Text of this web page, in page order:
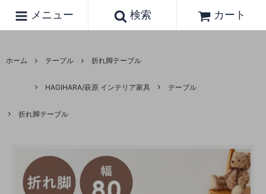
メニュー 検索 カート
ホーム テーブル 折れ脚テーブル
HAGIHARA/萩原 インテリア家具 テーブル
折れ脚テーブル